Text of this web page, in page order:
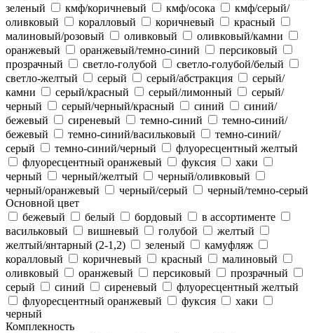
зеленый
кмф/коричневый кмф/осока
кмф/серый/
оливковый
коралловый коричневый
красный
малиновый/розовый
оливковый
оливковый/камни
оранжевый
оранжевый/темно-синий
персиковый
прозрачный
светло-голубой
светло-голубой/белый
светло-желтый
серый серый/абстракция
серый/
камни
серый/красный серый/лимонный
серый/
черный
серый/черный/красный синий
синий/
бежевый
сиреневый темно-синий
темно-синий/
бежевый
темно-синий/васильковый
темно-синий/
серый
темно-синий/черный
флуоресцентный желтый
флуоресцентный оранжевый
фуксия
хаки
черный
черный/желтый
черный/оливковый
черный/оранжевый
черный/серый
черный/темно-серый
Основной цвет
бежевый
белый бордовый
в ассортименте
васильковый
вишневый голубой
желтый
желтый/янтарный (2-1,2)
зеленый
камуфляж
коралловый
коричневый красный
малиновый
оливковый
оранжевый персиковый
прозрачный
серый
синий сиреневый
флуоресцентный желтый
флуоресцентный оранжевый
фуксия
хаки
черный
Комплекность